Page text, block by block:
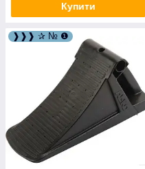
Купити
❱❱❱ ✰ № ❶